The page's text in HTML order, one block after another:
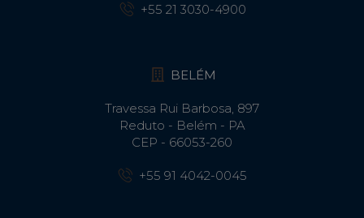
+55 21 3030-4900
BELÉM
Travessa Rui Barbosa, 897
Reduto - Belém - PA
CEP - 66053-260
+55 91 4042-0045